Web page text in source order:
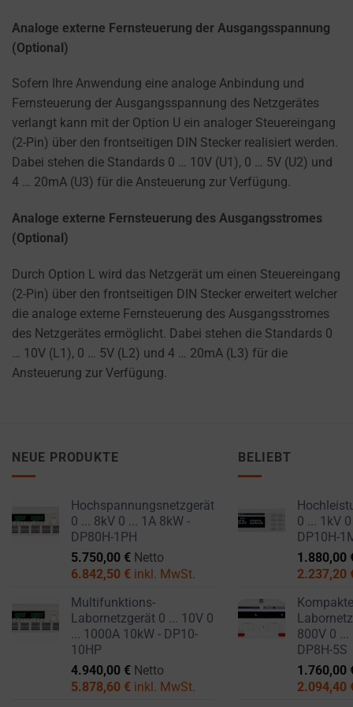
Analoge externe Fernsteuerung der Ausgangsspannung
(Optional)
Sofern Ihre Anwendung eine analoge Anbindung und
Fernsteuerung der Ausgangsspannung des Netzgerätes
verlangt kann mit der Option U ein analoger Steuereingang
(2-Pin) über den frontseitigen DIN Stecker realisiert werden.
Dabei stehen die Standards 0 … 10V (U1), 0 … 5V (U2) und
4 … 20mA (U3) für die Ansteuerung zur Verfügung.
Analoge externe Fernsteuerung des Ausgangsstromes
(Optional)
Durch Option L wird das Netzgerät um einen Steuereingang
(2-Pin) über den frontseitigen DIN Stecker erweitert welcher
die analoge externe Fernsteuerung des Ausgangsstromes
des Netzgerätes ermöglicht. Dabei stehen die Standards 0
… 10V (L1), 0 … 5V (L2) und 4 … 20mA (L3) für die
Ansteuerung zur Verfügung.
NEUE PRODUKTE
Hochspannungsnetzgerät
0 ... 8kV 0 ... 1A 8kW -
DP80H-1PH
5.750,00 € Netto
6.842,50 € inkl. MwSt.
Multifunktions-
Labornetzgerät 0 ... 10V 0
... 1000A 10kW - DP10-
10HP
4.940,00 € Netto
5.878,60 € inkl. MwSt.
BELIEBT
0 ... 1kV
DP10H-
1.880,00
2.237,20
800V 0 ...
DP8H-5S
1.760,00
2.094,40